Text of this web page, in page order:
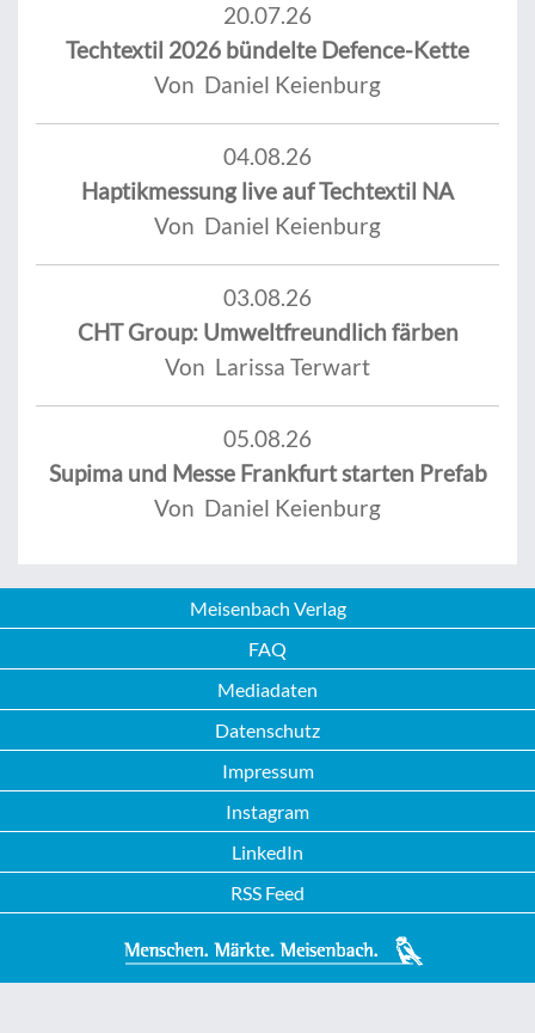
20.07.26
Techtextil 2026 bündelte Defence-Kette
Von Daniel Keienburg
04.08.26
Haptikmessung live auf Techtextil NA
Von Daniel Keienburg
03.08.26
CHT Group: Umweltfreundlich färben
Von Larissa Terwart
05.08.26
Supima und Messe Frankfurt starten Prefab
Von Daniel Keienburg
Meisenbach Verlag
FAQ
Mediadaten
Datenschutz
Impressum
Instagram
LinkedIn
RSS Feed